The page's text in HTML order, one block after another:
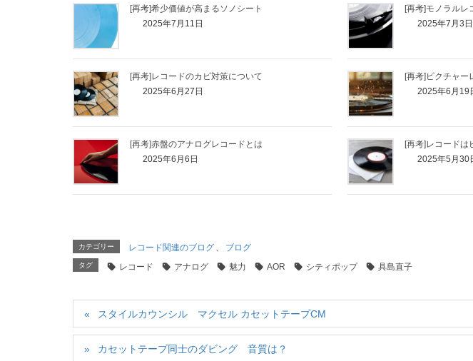
[再考]希少価値が高まるソノシート
2025年7月11日
[再考]モノラルレ
2025年7月3日
[再考]レコードのカビ対策について
2025年6月27日
[再考]ピクチャー
2025年6月19
[再考]赤盤のアナログレコードとは
2025年6月6日
[再考]レコードは
2025年5月30
カテゴリー レコード関連のブログ ブログ
タグ レコード アナログ 魅力 AOR シティポップ 具島直子
スタイルカウンシル マクセル カセットテープCM
カセットテープ同士のダビング 音質は？